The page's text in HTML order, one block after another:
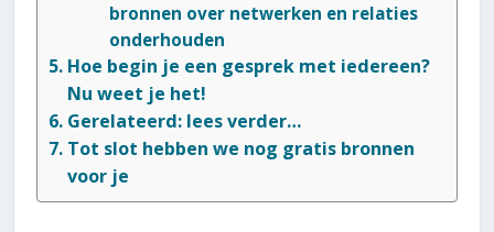
bronnen over netwerken en relaties
onderhouden
Hoe begin je een gesprek met iedereen?
Nu weet je het!
Gerelateerd: lees verder…
Tot slot hebben we nog gratis bronnen
voor je